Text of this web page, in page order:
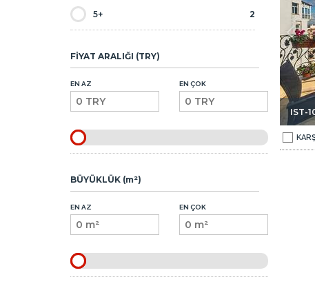
5+ 2
FİYAT ARALIĞI (TRY)
EN AZ EN ÇOK
BÜYÜKLÜK (m²)
EN AZ EN ÇOK
IST-